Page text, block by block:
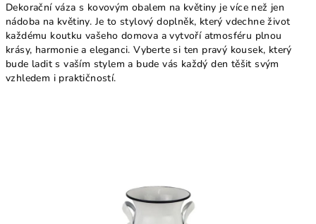
Dekorační váza s kovovým obalem na květiny je více než jen
nádoba na květiny. Je to stylový doplněk, který vdechne život
každému koutku vašeho domova a vytvoří atmosféru plnou
krásy, harmonie a eleganci. Vyberte si ten pravý kousek, který
bude ladit s vaším stylem a bude vás každý den těšit svým
vzhledem i praktičností.